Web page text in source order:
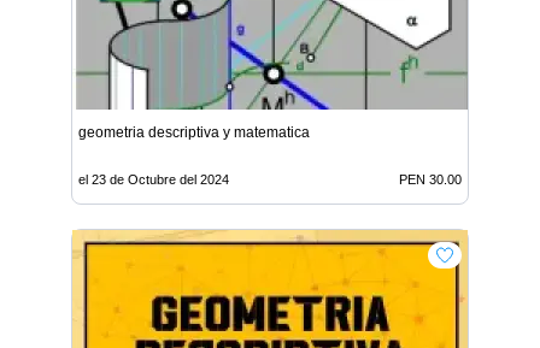
geometria descriptiva y matematica
el 23 de Octubre del 2024 PEN 30.00